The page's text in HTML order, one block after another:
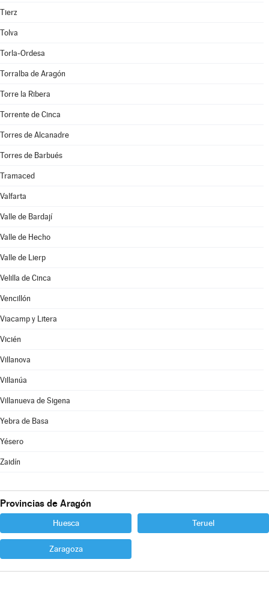
Tierz
Tolva
Torla-Ordesa
Torralba de Aragón
Torre la Ribera
Torrente de Cinca
Torres de Alcanadre
Torres de Barbués
Tramaced
Valfarta
Valle de Bardají
Valle de Hecho
Valle de Lierp
Velilla de Cinca
Vencillón
Viacamp y Litera
Vicién
Villanova
Villanúa
Villanueva de Sigena
Yebra de Basa
Yésero
Zaidín
Provincias de Aragón
Huesca Teruel
Zaragoza